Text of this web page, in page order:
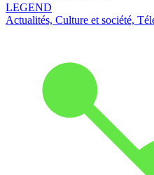
LEGEND
Actualités, Culture et société,